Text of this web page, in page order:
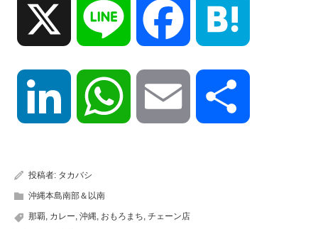
Line Facebook
LinkedIn WhatsApp Email
投稿者: タカバシ
沖縄本島南部＆以南
那覇, カレー, 沖縄, おもろまち, チェーン店